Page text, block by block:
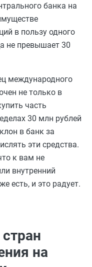
банка на
в пользу одного
не превышает 30
международного
не только в
часть
30 млн рублей
в банк за
эти средства.
к вам не
внутренний
есть, и это радует.
на